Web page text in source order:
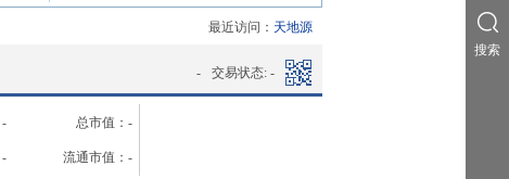
最近访问： 天地源
- 交易状态: -
- 总市值： -
- 流通市值： -
搜索